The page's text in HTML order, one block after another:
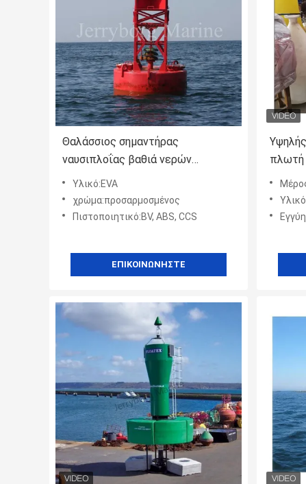
Θαλάσσιος σημαντήρας
ναυσιπλοΐας βαθιά νερών
παράκτιος
Υλικό:EVA
χρώμα:προσαρμοσμένος
Πιστοποιητικό:BV, ABS, CCS
ΕΠΙΚΟΙΝΩΝΉΣΤΕ
πλωτή
στη
λίμνη